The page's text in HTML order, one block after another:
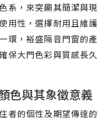
系，來突顯其簡潔與現
用性，選擇耐用且維護
環，裕盛隔音門窗的產
保大門色彩與質感長久
色與其象徵意義
者的個性及期望傳達的